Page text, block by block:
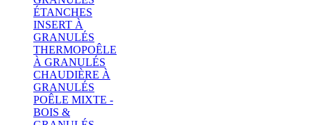
ÉTANCHES
INSERT À
GRANULÉS
THERMOPOÊLE
À GRANULÉS
CHAUDIÈRE À
GRANULÉS
POÊLE MIXTE -
BOIS &